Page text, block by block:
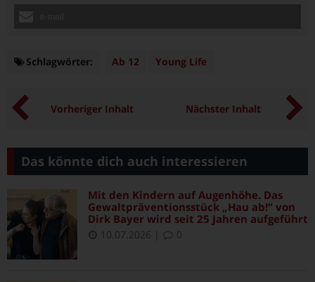
Schlagwörter: Schlagwörter
Ab 12 Young Life
Vorheriger Inhalt Nächster Inhalt
Das könnte dich auch interessieren
Mit den Kindern auf Augenhöhe. Das
Gewaltpräventionsstück „Hau ab!“ von
Dirk Bayer wird seit 25 Jahren aufgeführt
10.07.2026 0